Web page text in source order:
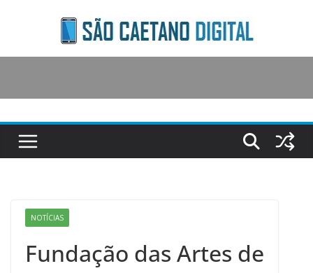
content
NOTÍCIAS
Fundação das Artes de